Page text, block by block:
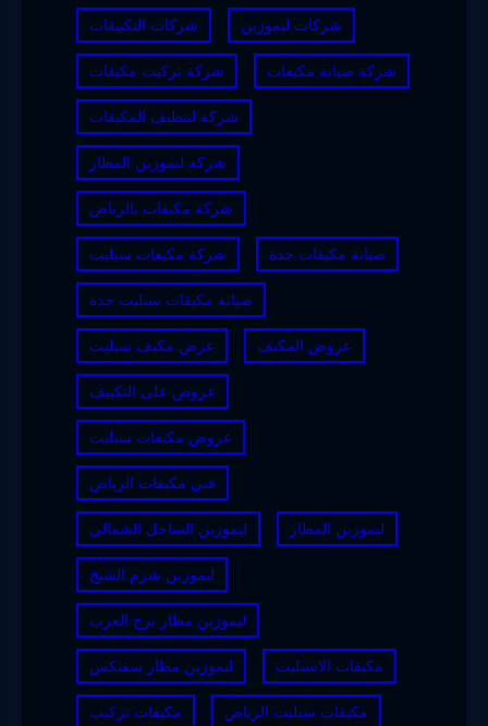
شركات التكييفات شركات ليموزين
شركة تركيب مكيفات شركة صيانة مكيفات
شركة لتنظيف المكيفات
شركة ليموزين المطار
شركة مكيفات بالرياض
شركة مكيفات سبليت صيانة مكيفات جدة
صيانة مكيفات سبليت جدة
عرض مكيف سبليت عروض المكيف
عروض على التكييف
عروض مكيفات سبليت
فني مكيفات الرياض
ليموزين الساحل الشمالي ليموزين المطار
ليموزين شرم الشيخ
ليموزين مطار برج العرب
ليموزين مطار سفنكس مكيفات الاسبليت
مكيفات تركيب مكيفات سبليت الرياض